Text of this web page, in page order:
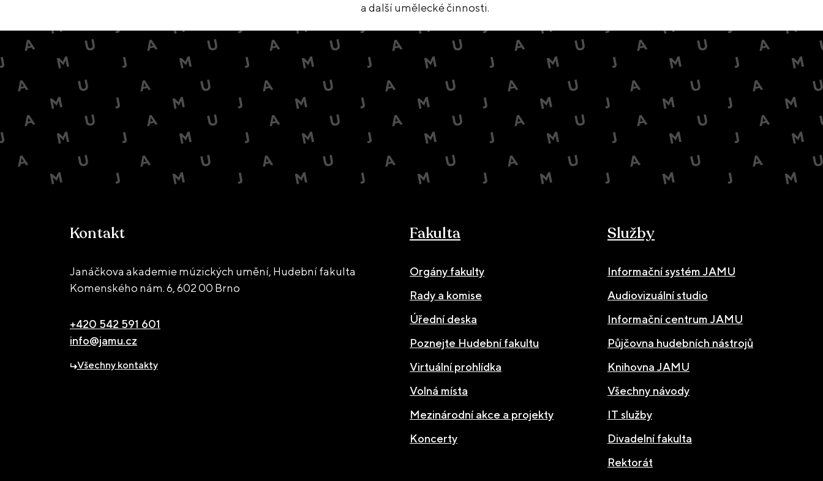
a další umělecké činnosti.
Kontakt
Janáčkova akademie múzických umění, Hudební fakulta
Komenského nám. 6,602 00 Brno
+420 542 591 601
info@jamu.cz
Všechny kontakty
Fakulta
Orgány fakulty
Rady a komise
Úřední deska
Poznejte Hudební fakultu
Virtuální prohlídka
Volná místa
Mezinárodní akce a projekty
Koncerty
Služby
Informační systém JAMU
Audiovizuální studio
Informační centrum JAMU
Půjčovna hudebních nástrojů
Knihovna JAMU
Všechny návody
IT služby
Divadelní fakulta
Rektorát